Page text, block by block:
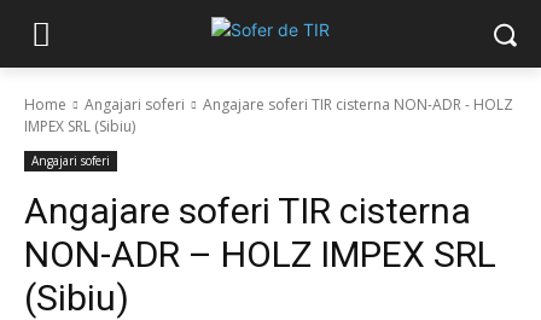
Home Angajari soferi
Angajare soferi TIR cisterna NON-ADR - HOLZ
IMPEX SRL (Sibiu)
Angajari soferi
Angajare soferi TIR cisterna
NON-ADR – HOLZ IMPEX SRL
(Sibiu)